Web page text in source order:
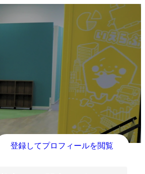
登録してプロフィールを閲覧